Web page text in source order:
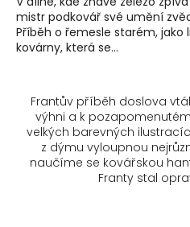
mistr podkovář své umění
Příběh o řemesle starém, jako
kovárny, která se...
Frantův příběh doslova
výhni a k
velkých barevných
z dýmu vyloupnou
naučíme se kovářskou
Franty stal